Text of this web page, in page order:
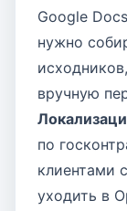
Google
нужно
вручную
по
клиентами
уходить в